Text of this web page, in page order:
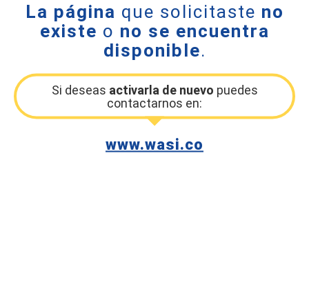
La página que solicitaste no
existe o no se encuentra
disponible.
Si deseas activarla de nuevo puedes
contactarnos en:
www.wasi.co